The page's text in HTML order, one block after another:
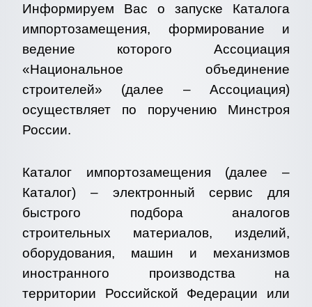
Информируем Вас о запуске Каталога
импортозамещения, формирование и
ведение которого Ассоциация
«Национальное объединение
строителей» (далее – Ассоциация)
осуществляет по поручению Минстроя
России.
Каталог импортозамещения (далее –
Каталог) – электронный сервис для
быстрого подбора аналогов
строительных материалов, изделий,
оборудования, машин и механизмов
иностранного производства на
территории Российской Федерации или